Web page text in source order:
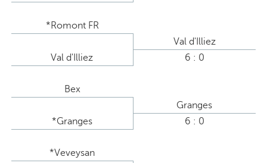
*Romont FR
Val d'Illiez
Val d'Illiez
6 : 0
Bex
Granges
*Granges
6 : 0
*Veveysan